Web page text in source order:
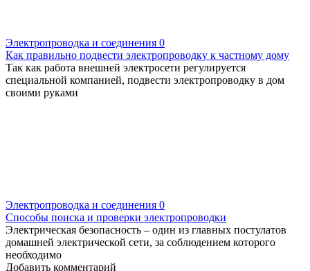
Электропроводка и соединения 0
Как правильно подвести электропроводку к частному дому
Так как работа внешней электросети регулируется
специальной компанией, подвести электропроводку в дом
своими руками
Электропроводка и соединения 0
Способы поиска и проверки электропроводки
Электрическая безопасность – один из главных постулатов
домашней электрической сети, за соблюдением которого
необходимо
Добавить комментарий